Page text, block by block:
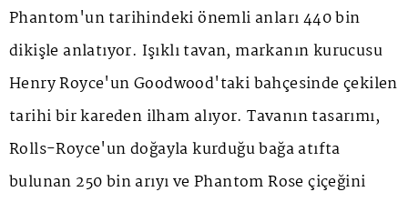
Phantom'un tarihindeki önemli anları 440 bin
dikişle anlatıyor. Işıklı tavan, markanın kurucusu
Henry Royce'un Goodwood'taki bahçesinde çekilen
tarihi bir kareden ilham alıyor. Tavanın tasarımı,
Rolls-Royce'un doğayla kurduğu bağa atıfta
bulunan 250 bin arıyı vePhantom Roseçiçeğini